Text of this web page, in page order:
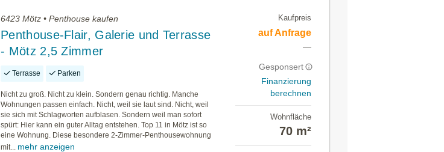
6423 Mötz • Penthouse kaufen
Penthouse-Flair, Galerie und Terrasse
- Mötz 2,5 Zimmer
Terrasse Parken
Nicht zu groß. Nicht zu klein. Sondern genau richtig. Manche
Wohnungen passen einfach. Nicht, weil sie laut sind. Nicht, weil
sie sich mit Schlagworten aufblasen. Sondern weil man sofort
spürt: Hier kann ein guter Alltag entstehen. Top 11 in Mötz ist so
eine Wohnung. Diese besondere 2-Zimmer-Penthousewohnung
mit... mehr anzeigen
Kaufpreis
auf Anfrage
—
Gesponsert
Finanzierung
berechnen
Wohnfläche
70 m²